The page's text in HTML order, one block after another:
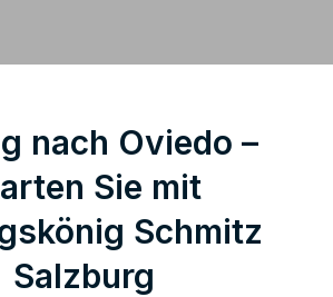
nach Oviedo –
Sie mit
Schmitz
Salzburg